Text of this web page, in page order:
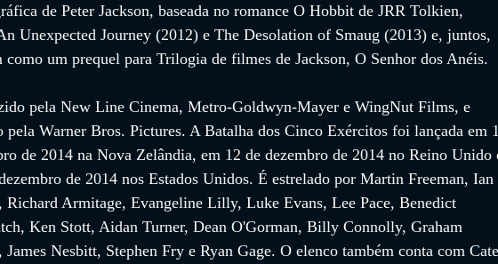
de Peter Jackson, baseada no romance O Hobbit de JRR Tolkien,
Unexpected Journey (2012) e The Desolation of Smaug (2013) e, juntos,
como um prequel para Trilogia de filmes de Jackson, O Senhor dos Anéis.
pela New Line Cinema, Metro-Goldwyn-Mayer e WingNut Films, e
pela Warner Bros. Pictures. A Batalha dos Cinco Exércitos foi lançada em
de 2014 na Nova Zelândia, em 12 de dezembro de 2014 no Reino
de 2014 nos Estados Unidos. É estrelado por Martin Freeman, Ian
Armitage, Evangeline Lilly, Luke Evans, Lee Pace, Benedict
Ken Stott, Aidan Turner, Dean O'Gorman, Billy Connolly, Graham
James Nesbitt, Stephen Fry e Ryan Gage. O elenco também conta com